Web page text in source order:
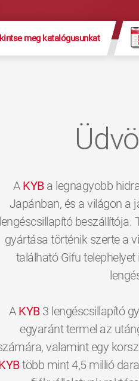
meg katalógusunkat
A KYBa legnagyobb
Japánban, és a világon a
lengéscsillapító beszállítója.
gyártása történik szerte a
található Gifu
A KYB3 lengéscsillapító
egyaránt termel az
valamint egy
több mint 4,5 millió